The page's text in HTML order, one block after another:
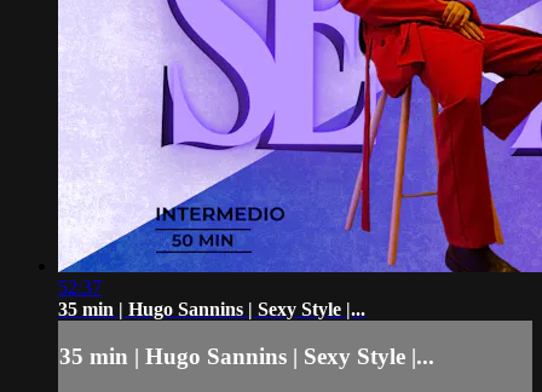
52:37
35 min | Hugo Sannins | Sexy Style |...
35 min | Hugo Sannins | Sexy Style |...